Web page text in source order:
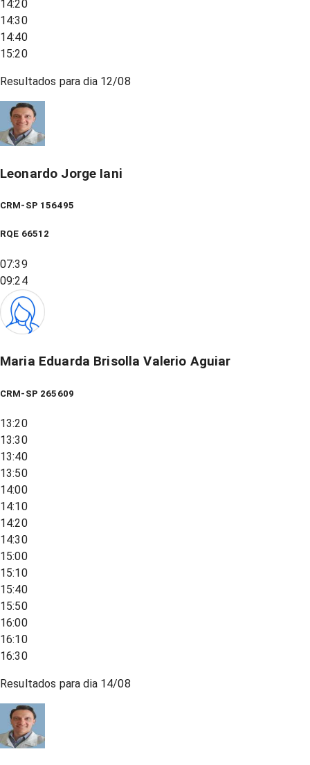
14:20
14:30
14:40
15:20
Resultados para dia 12/08
Leonardo Jorge Iani
CRM-SP 156495
RQE 66512
07:39
09:24
Maria Eduarda Brisolla Valerio Aguiar
CRM-SP 265609
13:20
13:30
13:40
13:50
14:00
14:10
14:20
14:30
15:00
15:10
15:40
15:50
16:00
16:10
16:30
Resultados para dia 14/08